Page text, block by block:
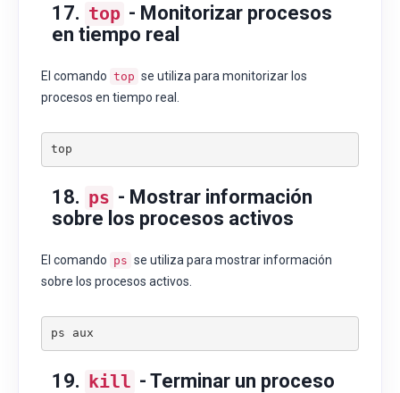
17. top - Monitorizar procesos
en tiempo real
El comando top se utiliza para monitorizar los
procesos en tiempo real.
top
18. ps - Mostrar información
sobre los procesos activos
El comando ps se utiliza para mostrar información
sobre los procesos activos.
19. kill - Terminar un proceso